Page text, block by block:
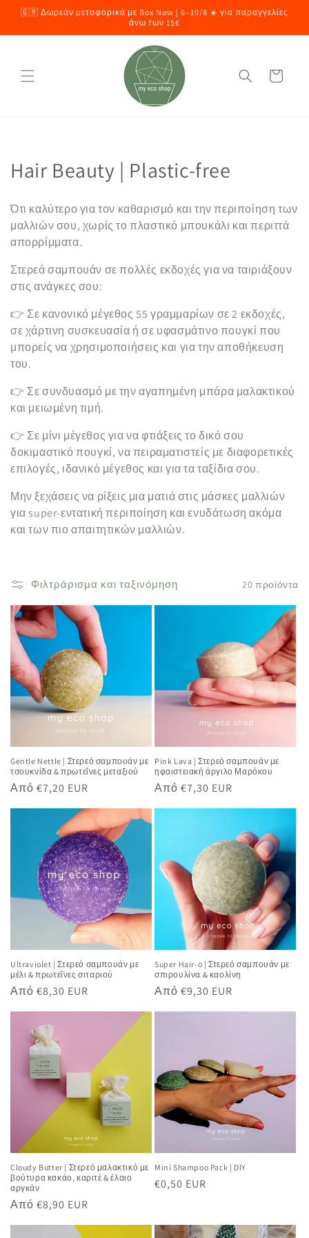
μετάβαση
περιεχόμενο
🇬🇷 Δωρεάν μεταφορικά με Box Now | 6–10/8 ☀️ για παραγγελίες
άνω των 15€
Καλάθι
Σ
λ
λ
ο
γ
ή
:
Hair Beauty | Plastic-free
Ότι καλύτερο για τον καθαρισμό και την περιποίηση των
μαλλιών σου, χωρίς το πλαστικό μπουκάλι και περιττά
απορρίμματα.
Στερεά σαμπουάν σε πολλές εκδοχές για να ταιριάξουν
στις ανάγκες σου:
👉 Σε κανονικό μέγεθος 55 γραμμαρίων σε 2 εκδοχές,
σε χάρτινη συσκευασία ή σε υφασμάτινο πουγκί που
μπορείς να χρησιμοποιήσεις και για την αποθήκευση
του.
👉 Σε συνδυασμό με την αγαπημένη μπάρα μαλακτικού
και μειωμένη τιμή.
👉 Σε μίνι μέγεθος για να φτιάξεις το δικό σου
δοκιμαστικό πουγκί, να πειραματιστείς με διαφορετικές
επιλογές, ιδανικό μέγεθος και για τα ταξίδια σου.
Μην ξεχάσεις να ρίξεις μια ματιά στις μάσκες μαλλιών
για super-εντατική περιποίηση και ενυδάτωση ακόμα
και των πιο απαιτητικών μαλλιών.
Φιλτράρισμα και ταξινόμηση 20 προϊόντα
Gentle Nettle | Στερεό σαμπουάν με
τσουκνίδα & πρωτεΐνες μεταξιού
Κανονική
Από €7,20 EUR
Pink Lava | Στερεό σαμπουάν με
ηφαιστειακή άργιλο Μαρόκου
Κανονική
Από €7,30 EUR
Ultraviolet | Στερεό σαμπουάν με
μέλι & πρωτεΐνες σιταριού
Κανονική
Από €8,30 EUR
Super Hair-o | Στερεό σαμπουάν με
σπιρουλίνα & καολίνη
Κανονική
Από €9,30 EUR
Cloudy Butter | Στερεό μαλακτικό με
βούτυρα κακάο, καριτέ & έλαιο
αργκάν
Κανονική
Από €8,90 EUR
Mini Shampoo Pack | DIY
Κανονική
€0,50 EUR